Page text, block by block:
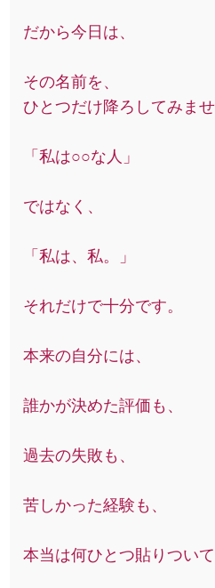
だから今日は、
その名前を、
ひとつだけ降ろしてみませ
「私は○○な人」
ではなく、
「私は、私。」
それだけで十分です。
本来の自分には、
誰かが決めた評価も、
過去の失敗も、
苦しかった経験も、
本当は何ひとつ貼りついて